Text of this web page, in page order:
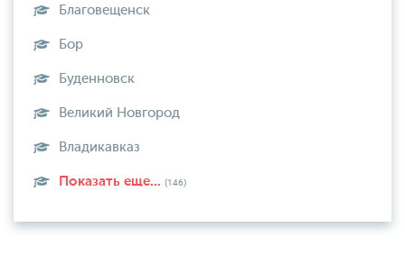
Благовещенск
Бор
Буденновск
Великий Новгород
Владикавказ
Показать еще... (146)